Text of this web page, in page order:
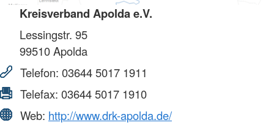
Kreisverband Apolda e.V.
Lessingstr. 95
99510Apolda
Telefon: 03644 5017 1911
Telefax: 03644 5017 1910
Web: http://www.drk-apolda.de/